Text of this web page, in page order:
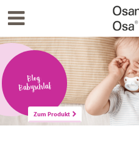
Blog:
Babyschlaf
Zum Produkt